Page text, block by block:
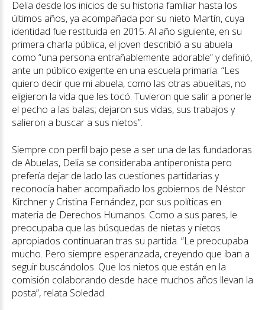
Delia desde los inicios de su historia familiar hasta los
últimos años, ya acompañada por su nieto Martín, cuya
identidad fue restituida en 2015. Al año siguiente, en su
primera charla pública, el joven describió a su abuela
como “una persona entrañablemente adorable” y definió,
ante un público exigente en una escuela primaria: “Les
quiero decir que mi abuela, como las otras abuelitas, no
eligieron la vida que les tocó. Tuvieron que salir a ponerle
el pecho a las balas; dejaron sus vidas, sus trabajos y
salieron a buscar a sus nietos”.
Siempre con perfil bajo pese a ser una de las fundadoras
de Abuelas, Delia se consideraba antiperonista pero
prefería dejar de lado las cuestiones partidarias y
reconocía haber acompañado los gobiernos de Néstor
Kirchner y Cristina Fernández, por sus políticas en
materia de Derechos Humanos. Como a sus pares, le
preocupaba que las búsquedas de nietas y nietos
apropiados continuaran tras su partida. “Le preocupaba
mucho. Pero siempre esperanzada, creyendo que iban a
seguir buscándolos. Que los nietos que están en la
comisión colaborando desde hace muchos años llevan la
posta”, relata Soledad.